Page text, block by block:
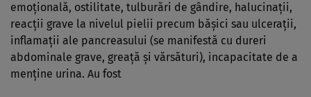
emoţională, ostilitate, tulburări de gândire, halucinaţii,
reacţii grave la nivelul pielii precum băşici sau ulceraţii,
inflamaţii ale pancreasului (se manifestă cu dureri
abdominale grave, greaţă şi vărsături), incapacitate de a
menţine urina. Au fost